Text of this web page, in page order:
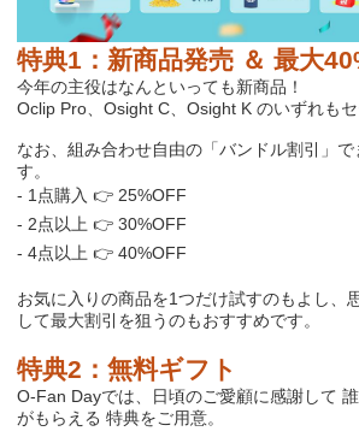
特典1 ：新商品発売 ＆ 最大
今年の主役はなんといっても新商品！
Oclip Pro、Osight C、Osight Kのいずれもセ
なお、組み合わせ自由の「バンドル割引」
す。
- 1点購入👉 25%OFF
- 2点以上👉 30%OFF
- 4点以上👉 40%OFF
お気に入りの商品を1つだけ試すのもよし、
して最大割引を狙うのもおすすめです。
特典2 ：無料ギフト
O-Fan Dayでは、日頃のご愛顧に感謝して
がもらえる 特典をご用意。